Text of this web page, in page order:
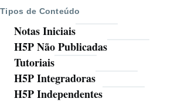
Tipos de Conteúdo
Notas Iniciais
H5P Não Publicadas
Tutoriais
H5P Integradoras
H5P Independentes